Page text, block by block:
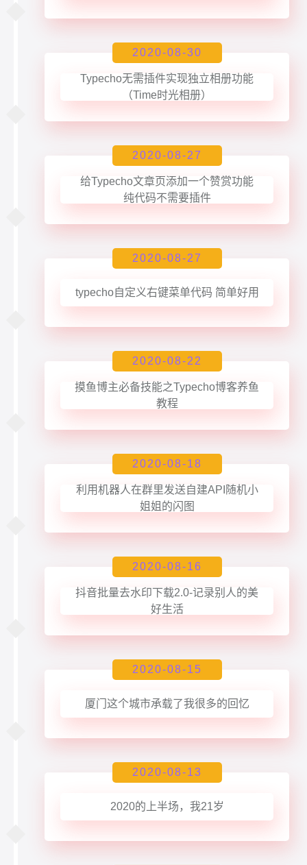
2020-08-30
Typecho无需插件实现独立相册功能
（Time时光相册）
2020-08-27
给Typecho文章页添加一个赞赏功能
纯代码不需要插件
2020-08-27
typecho自定义右键菜单代码 简单好用
2020-08-22
摸鱼博主必备技能之Typecho博客养鱼
教程
2020-08-18
利用机器人在群里发送自建API随机小
姐姐的闪图
2020-08-16
抖音批量去水印下载2.0-记录别人的美
好生活
2020-08-15
厦门这个城市承载了我很多的回忆
2020-08-13
2020的上半场，我21岁